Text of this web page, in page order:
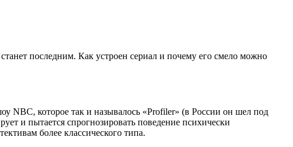
последним. Как устроен сериал и почему его смело можно
NBC, которое так и называлось «Profiler» (в России он шел под
и пытается спрогнозировать поведение психически
более классического типа.